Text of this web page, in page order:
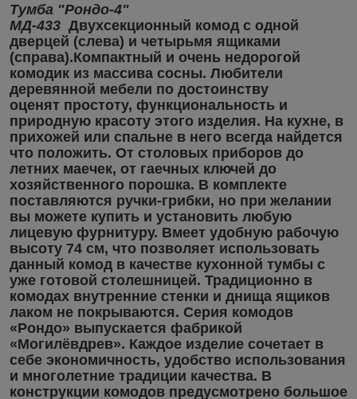
Тумба "Рондо-4"
МД-433 Двухсекционный комод с одной
дверцей (слева) и четырьмя ящиками
(справа).Компактный и очень недорогой
комодик из массива сосны. Любители
деревянной мебели по достоинству
оценят простоту, функциональность и
природную красоту этого изделия. На кухне, в
прихожей или спальне в него всегда найдется
что положить. От столовых приборов до
летних маечек, от гаечных ключей до
хозяйственного порошка. В комплекте
поставляются ручки-грибки, но при желании
вы можете купить и установить любую
лицевую фурнитуру. Bмеет удобную рабочую
высоту 74 см, что позволяет использовать
данный комод в качестве кухонной тумбы с
уже готовой столешницей. Традиционно в
комодах внутренние стенки и днища ящиков
лаком не покрываются. Серия комодов
«Рондо» выпускается фабрикой
«Могилёвдрев». Каждое изделие сочетает в
себе экономичность, удобство использования
и многолетние традиции качества. В
конструкции комодов предусмотрено большое